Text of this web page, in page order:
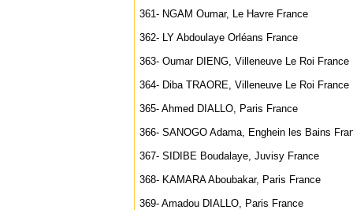
361- NGAM Oumar, Le Havre France
362- LY Abdoulaye Orléans France
363- Oumar DIENG, Villeneuve Le Roi France
364- Diba TRAORE, Villeneuve Le Roi France
365- Ahmed DIALLO, Paris France
366- SANOGO Adama, Enghein les Bains
367- SIDIBE Boudalaye, Juvisy France
368- KAMARA Aboubakar, Paris France
369- Amadou DIALLO, Paris France